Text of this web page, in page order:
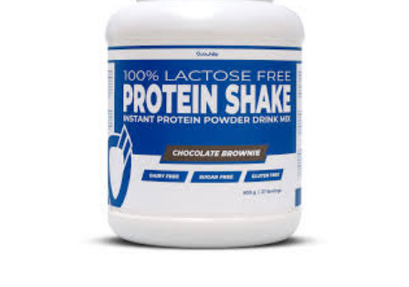
AÑADIR AL CARRITO